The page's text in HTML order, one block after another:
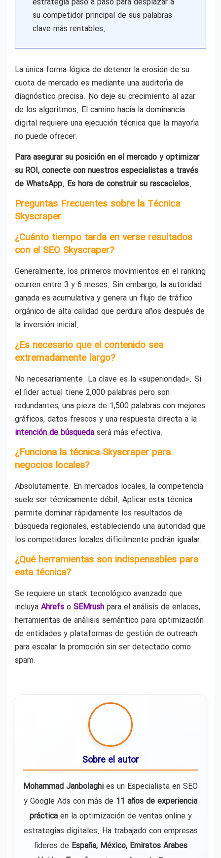
su competidor principal de sus palabras
clave más rentables.
La única forma lógica de detener la erosión de su
cuota de mercado es mediante una auditoría de
diagnóstico precisa. No deje su crecimiento al azar
de los algoritmos. El camino hacia la dominancia
digital requiere una ejecución técnica que la mayoría
no puede ofrecer.
Para asegurar su posición en el mercado y optimizar
su ROI, conecte con nuestros especialistas a través
de WhatsApp. Es hora de construir su rascacielos.
Preguntas Frecuentes sobre la Técnica
Skyscraper
¿Cuánto tiempo tarda en verse resultados
con el SEO Skyscraper?
Generalmente, los primeros movimientos en el ranking
ocurren entre 3 y 6 meses. Sin embargo, la autoridad
ganada es acumulativa y genera un flujo de tráfico
orgánico de alta calidad que perdura años después de
la inversión inicial.
¿Es necesario que el contenido sea
extremadamente largo?
No necesariamente. La clave es la «superioridad». Si
el líder actual tiene 2,000 palabras pero son
redundantes, una pieza de 1,500 palabras con mejores
gráficos, datos frescos y una respuesta directa a la
intención de búsqueda será más efectiva.
¿Funciona la técnica Skyscraper para
negocios locales?
Absolutamente. En mercados locales, la competencia
suele ser técnicamente débil. Aplicar esta técnica
permite dominar rápidamente los resultados de
búsqueda regionales, estableciendo una autoridad que
los competidores locales difícilmente podrán igualar.
¿Qué herramientas son indispensables para
esta técnica?
Se requiere un stack tecnológico avanzado que
incluya Ahrefs o SEMrush para el análisis de enlaces,
herramientas de análisis semántico para optimización
de entidades y plataformas de gestión de outreach
para escalar la promoción sin ser detectado como
spam.
Sobre el autor
Mohammad Janbolaghi es un Especialista en SEO
y Google Ads con más de 11 años de experiencia
prácticaen la optimización de ventas online y
estrategias digitales. Ha trabajado con empresas
líderes de España, México, Emiratos Árabes